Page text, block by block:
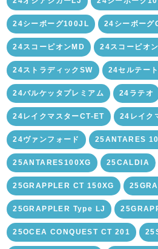
24シーボーグ100JL 24シーボーグ
24スコーピオンMD 24スコーピオ
24ストラディックSW 24セルテー
24バルケッタプレミアム 24ラテオ
24レイクマスターCT-ET 24レイク
24ヴァンフォード 25ANTARES
25ANTARES100XG 25CALDIA
25GRAPPLER CT 150XG
25GRAPPLER Type LJ
25OCEA CONQUEST CT 201